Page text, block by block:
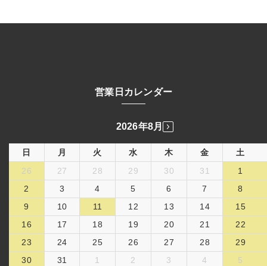
営業日カレンダー
2026年8月
日 月 火 水 木 金
土
26
27 28 29 30 31
1
2
3 4 5 6 7
8
9
10 11 12 13 14
15
16
17 18 19 20 21
22
23
24 25 26 27 28
29
30
31 1 2 3 4 5